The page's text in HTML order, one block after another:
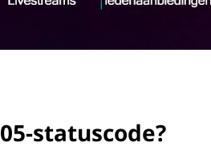
statuscode?